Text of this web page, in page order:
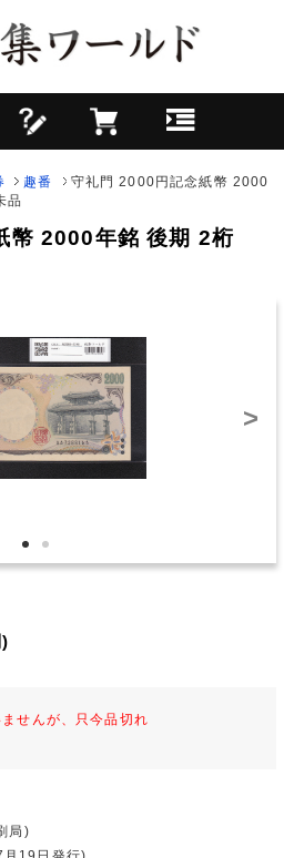
趣番
守礼門 2000円記念紙幣 2000
品
幣 2000年銘 後期 2桁
>
せんが、只今品切れ
局)